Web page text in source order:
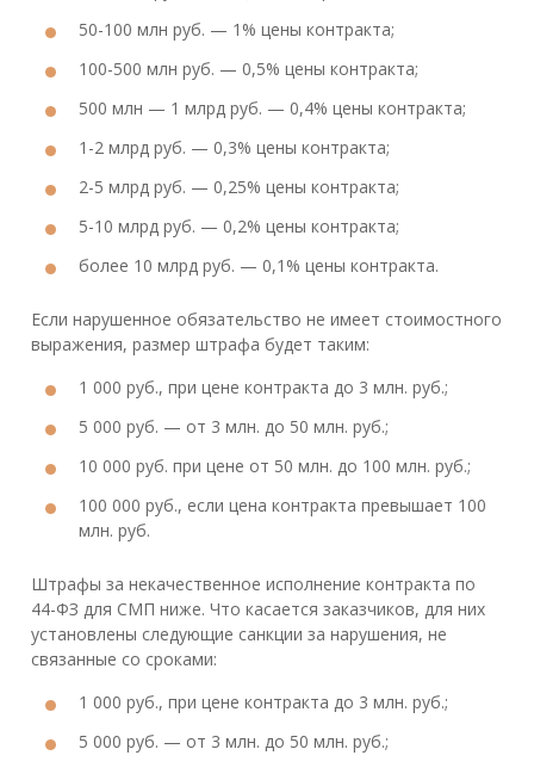
50-100 млн руб. — 1% цены контракта;
100-500 млн руб. — 0,5% цены контракта;
500 млн — 1 млрд руб. — 0,4% цены контракта;
1-2 млрд руб. — 0,3% цены контракта;
2-5 млрд руб. — 0,25% цены контракта;
5-10 млрд руб. — 0,2% цены контракта;
более 10 млрд руб. — 0,1% цены контракта.
Если нарушенное обязательство не имеет стоимостного
выражения, размер штрафа будет таким:
1 000 руб., при цене контракта до 3 млн. руб.;
5 000 руб. — от 3 млн. до 50 млн. руб.;
10 000 руб. при цене от 50 млн. до 100 млн. руб.;
100 000 руб., если цена контракта превышает 100
млн. руб.
Штрафы за некачественное исполнение контракта по
44-ФЗ для СМП ниже. Что касается заказчиков, для них
установлены следующие санкции за нарушения, не
связанные со сроками:
1 000 руб., при цене контракта до 3 млн. руб.;
5 000 руб. — от 3 млн. до 50 млн. руб.;